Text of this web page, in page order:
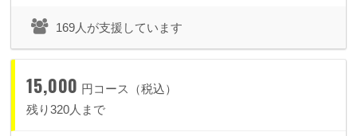
169人が支援しています
15,000 円コース（税込）
残り320人まで